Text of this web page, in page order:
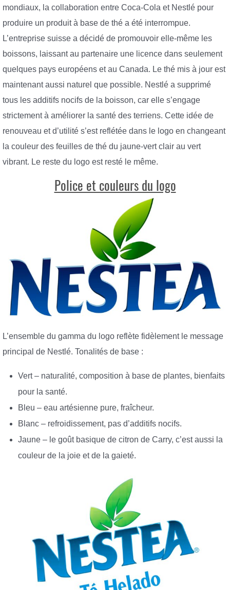
mondiaux, la collaboration entre Coca-Cola et Nestlé pour
produire un produit à base de thé a été interrompue.
L’entreprise suisse a décidé de promouvoir elle-même les
boissons, laissant au partenaire une licence dans seulement
quelques pays européens et au Canada. Le thé mis à jour est
maintenant aussi naturel que possible. Nestlé a supprimé
tous les additifs nocifs de la boisson, car elle s’engage
strictement à améliorer la santé des terriens. Cette idée de
renouveau et d’utilité s’est reflétée dans le logo en changeant
la couleur des feuilles de thé du jaune-vert clair au vert
vibrant. Le reste du logo est resté le même.
Police et couleurs du logo
L’ensemble du gamma du logo reflète fidèlement le message
principal de Nestlé. Tonalités de base :
Vert – naturalité, composition à base de plantes, bienfaits
pour la santé.
Bleu – eau artésienne pure, fraîcheur.
Blanc – refroidissement, pas d’additifs nocifs.
Jaune – le goût basique de citron de Carry, c’est aussi la
couleur de la joie et de la gaieté.